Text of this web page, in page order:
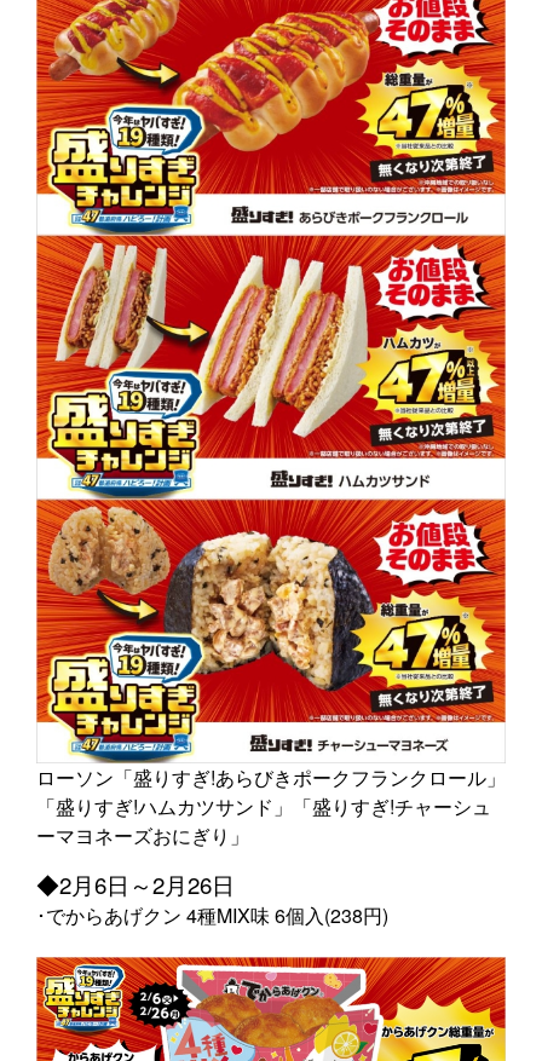
ローソン「盛りすぎ!あらびきポークフランクロール」
「盛りすぎ!ハムカツサンド」「盛りすぎ!チャーシュ
ーマヨネーズおにぎり」
◆2月6日～2月26日
･でからあげクン 4種MIX味 6個入(238円)